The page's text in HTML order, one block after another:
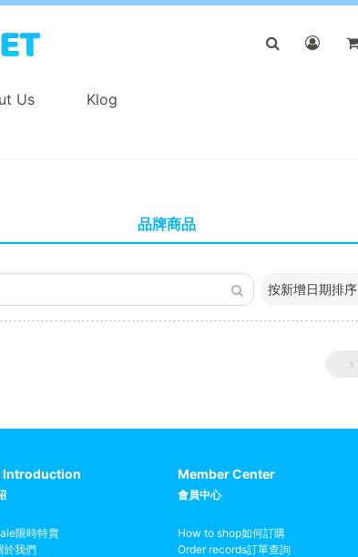
Us Klog
品牌商品
按新增日期排序
Introduction
限時特賣
於我們
Member Center
會員中心
How to shop如何訂購
Order records訂單查詢